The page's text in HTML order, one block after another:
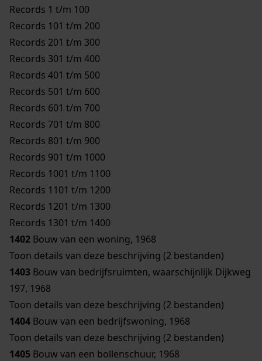
Records 1 t/m 100
Records 101 t/m 200
Records 201 t/m 300
Records 301 t/m 400
Records 401 t/m 500
Records 501 t/m 600
Records 601 t/m 700
Records 701 t/m 800
Records 801 t/m 900
Records 901 t/m 1000
Records 1001 t/m 1100
Records 1101 t/m 1200
Records 1201 t/m 1300
Records 1301 t/m 1400
1402 Bouw van een woning, 1968
Toon details van deze beschrijving (2 bestanden)
1403 Bouw van bedrijfsruimten, waarschijnlijk Dijkweg
197, 1968
Toon details van deze beschrijving (2 bestanden)
1404 Bouw van een bedrijfswoning, 1968
Toon details van deze beschrijving (2 bestanden)
1405 Bouw van een bollenschuur, 1968